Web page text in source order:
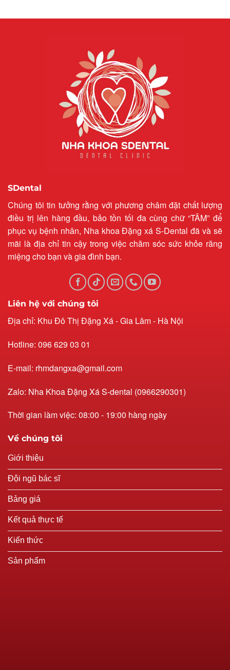
SDental
Chúng tôi tin tưởng rằng với phương châm đặt chất lượng
điều trị lên hàng đầu, bảo tồn tối đa cùng chữ “TÂM” để
phục vụ bệnh nhân, Nha khoa Đặng xá S-Dental đã và sẽ
mãi là địa chỉ tin cậy trong việc chăm sóc sức khỏe răng
miệng cho bạn và gia đình bạn.
Liên hệ với chúng tôi
Địa chỉ: Khu Đô Thị Đặng Xá - Gia Lâm - Hà Nội
Hotline: 096 629 03 01
E-mail: rhmdangxa@gmail.com
Zalo: Nha Khoa Đặng Xá S-dental (0966290301)
Thời gian làm việc: 08:00 - 19:00 hàng ngày
Về chúng tôi
Giới thiệu
Đội ngũ bác sĩ
Bảng giá
Kết quả thực tế
Kiến thức
Sản phẩm